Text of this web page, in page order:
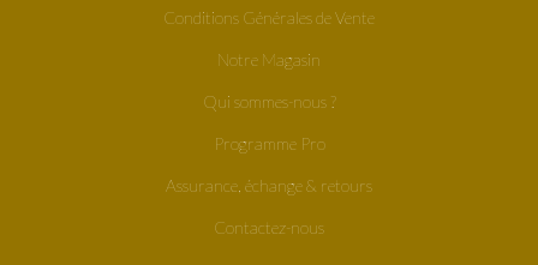
Conditions Générales de Vente
Notre Magasin
Qui sommes-nous ?
Programme Pro
Assurance, échange & retours
Contactez-nous